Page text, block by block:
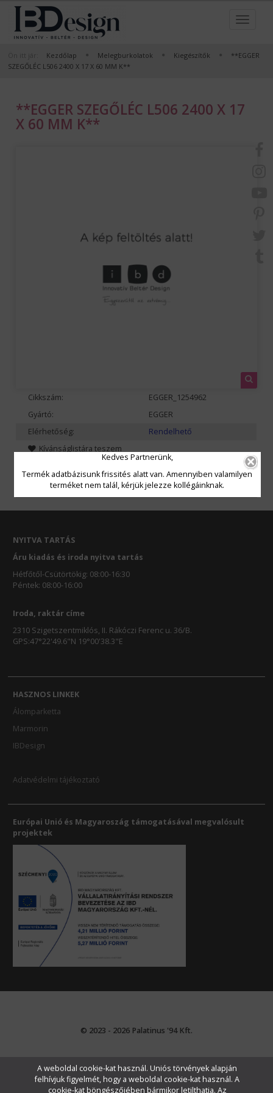
Kedves Partnerünk,
Termék adatbázisunk frissités alatt van. Amennyiben valamilyen
terméket nem talál, kérjük jelezze kollégáinknak.
Ön itt jár: Kezdőlap Melegburkolatok Kiegészítők
**EGGER
SZEGŐLÉC L506 2400 X 17 X 60 MM K**
**EGGER SZEGŐLÉC L506 2400 X 17
X 60 MM K**
Cikkszám:
EGGER_1254962
Gyártó:
EGGER
Elérhetőség:
Rendelhető
Kívánságlistára teszem
NYITVA TARTÁS
Áru kiadás és iroda nyitva tartás
Hétfőtől-Csütörtökig: 08:00-16:30
Péntek: 08:00-16:00
Iroda, raktár címe
2310 Szigetszentmiklós, II. Rákóczi Ferenc u. 36/B.
GPS:47°22'49.6"N 19°00'38.3"E
HASZNOS LINKEK
Álomparketta
Marmorin
IBDesign
Adatvédelmi tájékoztató
Európai Unió és Magyaroszág támogatásával megvalósult
projektek
© 2023 - 2026 Palatinus '94 Kft.
A weboldal cookie-kat használ. Uniós törvények alapján
felhívjuk figyelmét, hogy a weboldal cookie-kat használ. A
cookie-kat böngészőjében bármikor letilthatja. Az